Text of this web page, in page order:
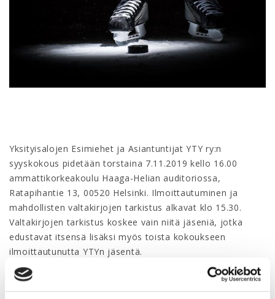
Yksityisalojen Esimiehet ja Asiantuntijat YTY ry:n
syyskokous pidetään torstaina 7.11.2019 kello 16.00
ammattikorkeakoulu Haaga-Helian auditoriossa,
Ratapihantie 13, 00520 Helsinki. Ilmoittautuminen ja
mahdollisten valtakirjojen tarkistus alkavat klo 15.30.
Valtakirjojen tarkistus koskee vain niitä jäseniä, jotka
edustavat itsensä lisäksi myös toista kokoukseen
ilmoittautunutta YTYn jäsentä.
Kokouksen esityslistalla ovat YTYn sääntöjen 9 §:n asiat
kuten toimintasuunnitelma, talousarvio ja jäsenmaksujen